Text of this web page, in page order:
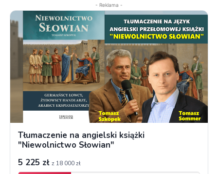
- Reklama -